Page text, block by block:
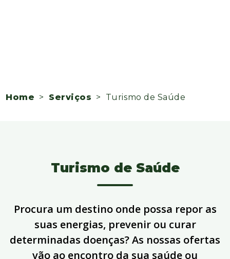
Home > Serviços > Turismo de Saúde
Turismo de Saúde
Procura um destino onde possa repor as
suas energias, prevenir ou curar
determinadas doenças? As nossas ofertas
vão ao encontro da sua saúde ou